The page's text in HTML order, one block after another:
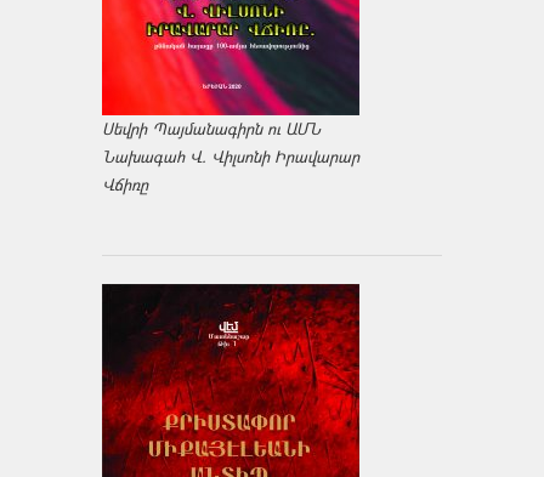
Սեվրի Պայմանագիրն ու ԱՄՆ
Նախագահ Վ. Վիլսոնի Իրավարար
Վճիռը